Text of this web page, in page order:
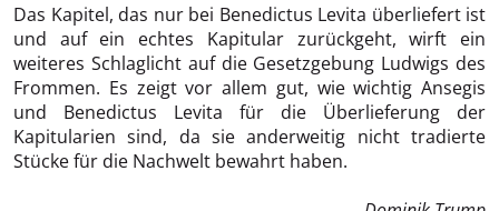
Das Kapitel, das nur bei Benedictus Levita überliefert ist
und auf ein echtes Kapitular zurückgeht, wirft ein
weiteres Schlaglicht auf die Gesetzgebung Ludwigs des
Frommen. Es zeigt vor allem gut, wie wichtig Ansegis
und Benedictus Levita für die Überlieferung der
Kapitularien sind, da sie anderweitig nicht tradierte
Stücke für die Nachwelt bewahrt haben.